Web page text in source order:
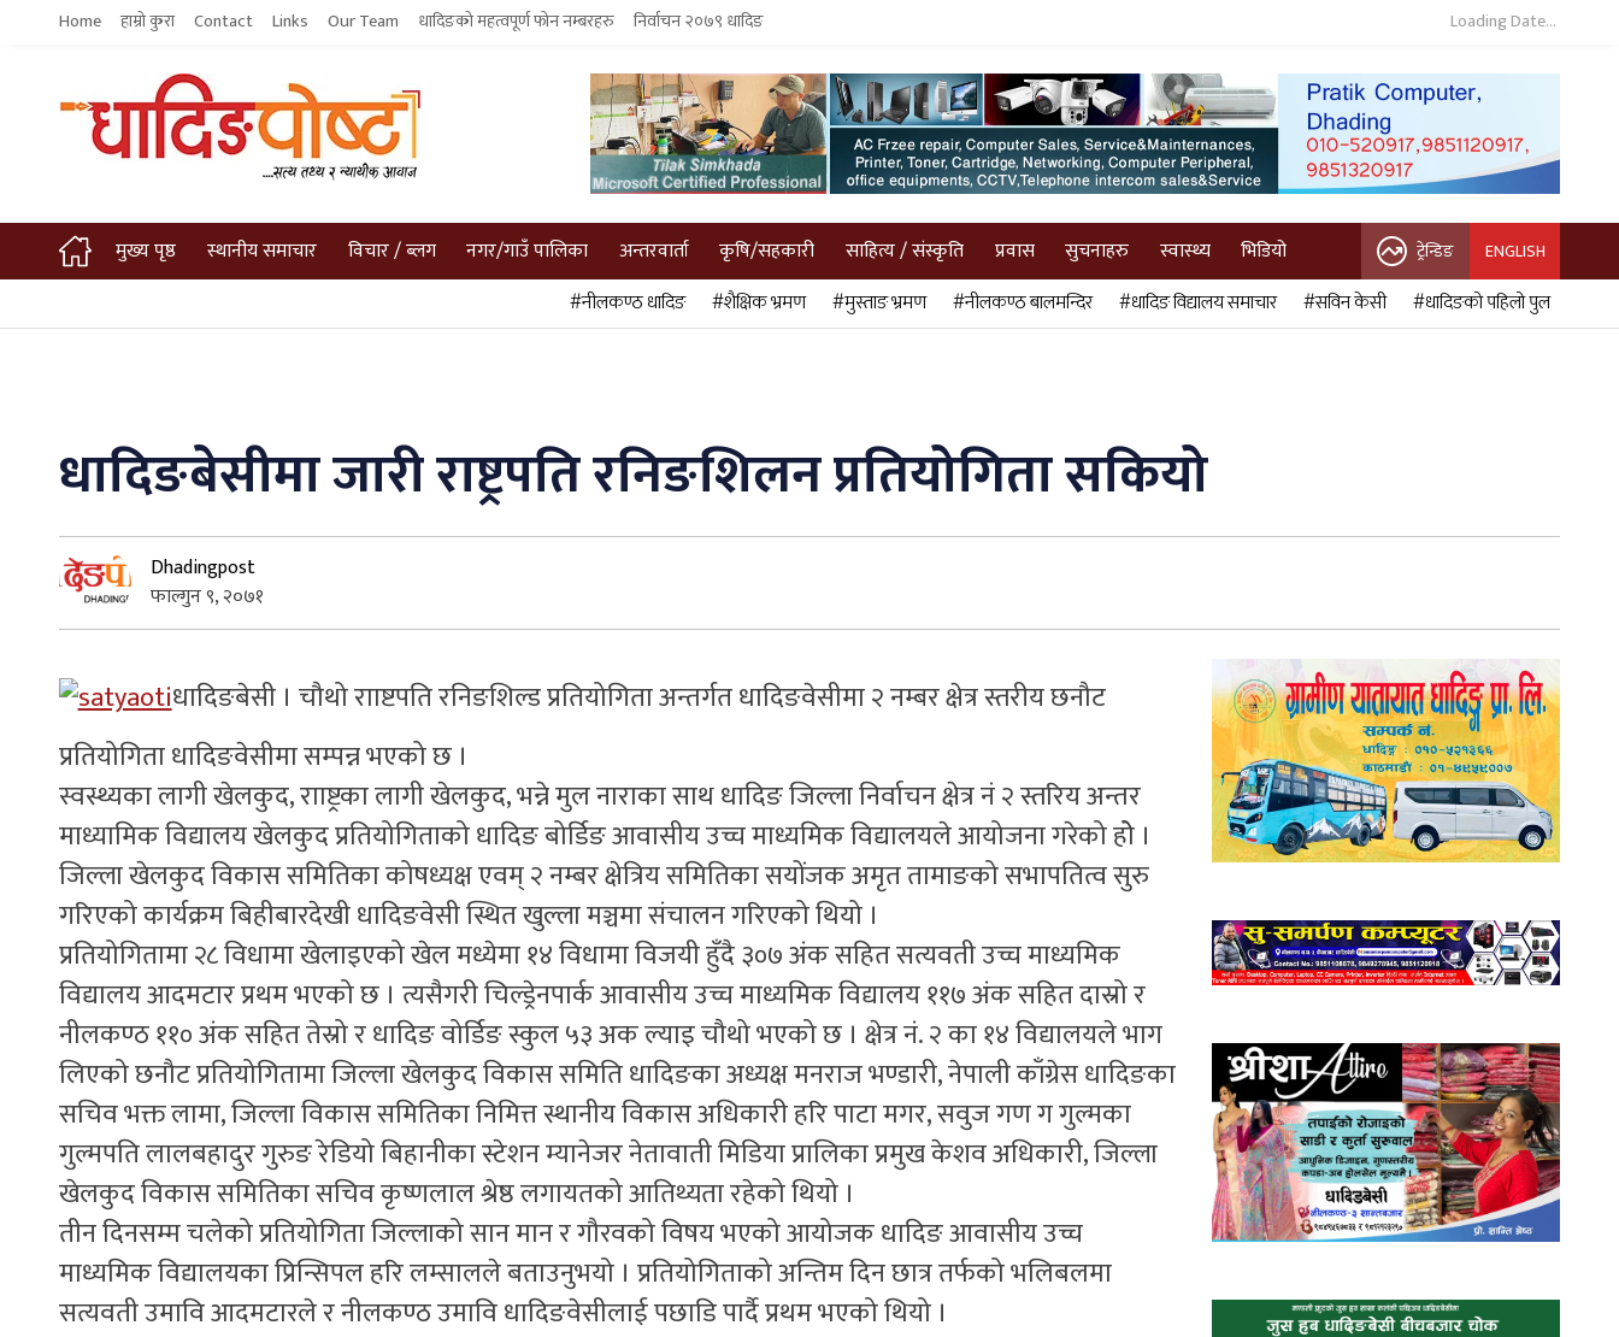
Home हाम्रो कुरा Contact Links Our Team धादिङको महत्वपूर्ण फोन नम्बरहरु निर्वाचन २०७९ धादिङ Loading Date...
मुख्य पृष्ठ स्थानीय समाचार विचार / ब्लग नगर/गाउँ पालिका अन्तरवार्ता कृषि/सहकारी साहित्य / संस्कृति प्रवास सुचनाहरु स्वास्थ्य भिडियो ट्रेन्डिङ ENGLISH
#नीलकण्ठ धादिङ #शैक्षिक भ्रमण #मुस्ताङ भ्रमण #नीलकण्ठ बालमन्दिर #धादिङ विद्यालय समाचार #सविन केसी #धादिङको पहिलो पुल
धादिङबेसीमा जारी राष्ट्रपति रनिङशिलन प्रतियोगिता सकियो
Dhadingpost
फाल्गुन ९, २०७१
धादिङबेसी । चौथो रााष्टपति रनिङशिल्ड प्रतियोगिता अन्तर्गत धादिङवेसीमा २ नम्बर क्षेत्र स्तरीय छनौट
प्रतियोगिता धादिङवेसीमा सम्पन्न भएको छ ।
स्वस्थ्यका लागी खेलकुद, रााष्ट्रका लागी खेलकुद, भन्ने मुल नाराका साथ धादिङ जिल्ला निर्वाचन क्षेत्र नं २ स्तरिय अन्तर
माध्यामिक विद्यालय खेलकुद प्रतियोगिताको धादिङ बोर्डिङ आवासीय उच्च माध्यमिक विद्यालयले आयोजना गरेको होे ।
जिल्ला खेलकुद विकास समितिका कोषध्यक्ष एवम् २ नम्बर क्षेत्रिय समितिका सयोंजक अमृत तामाङको सभापतित्व सुरु
गरिएको कार्यक्रम बिहीबारदेखी धादिङवेसी स्थित खुल्ला मञ्चमा संचालन गरिएको थियो ।
प्रतियोगितामा २८ विधामा खेलाइएको खेल मध्येमा १४ विधामा विजयी हुँदै ३०७ अंक सहित सत्यवती उच्च माध्यमिक
विद्यालय आदमटार प्रथम भएको छ । त्यसैगरी चिल्ड्रेनपार्क आवासीय उच्च माध्यमिक विद्यालय ११७ अंक सहित दास्रो र
नीलकण्ठ ११० अंक सहित तेस्रो र धादिङ वोर्डिङ स्कुल ५३ अक ल्याइ चौथो भएको छ । क्षेत्र नं. २ का १४ विद्यालयले भाग
लिएको छनौट प्रतियोगितामा जिल्ला खेलकुद विकास समिति धादिङका अध्यक्ष मनराज भण्डारी, नेपाली काँग्रेस धादिङका
सचिव भक्त लामा, जिल्ला विकास समितिका निमित्त स्थानीय विकास अधिकारी हरि पाटा मगर, सवुज गण ग गुल्मका
गुल्मपति लालबहादुर गुरुङ रेडियो बिहानीका स्टेशन म्यानेजर नेतावाती मिडिया प्रालिका प्रमुख केशव अधिकारी, जिल्ला
खेलकुद विकास समितिका सचिव कृष्णलाल श्रेष्ठ लगायतको आतिथ्यता रहेको थियो ।
तीन दिनसम्म चलेको प्रतियोगिता जिल्लाको सान मान र गौरवको विषय भएको आयोजक धादिङ आवासीय उच्च
माध्यमिक विद्यालयका प्रिन्सिपल हरि लम्सालले बताउनुभयो । प्रतियोगिताको अन्तिम दिन छात्र तर्फको भलिबलमा
सत्यवती उमावि आदमटारले र नीलकण्ठ उमावि धादिङवेसीलाई पछाडि पार्दै प्रथम भएको थियो ।